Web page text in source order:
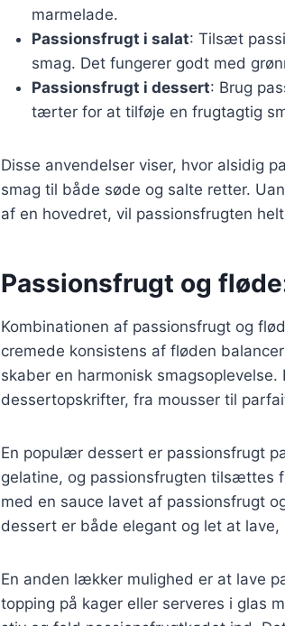
marmelade.
Passionsfrugt i salat: Tilsæt
smag. Det fungerer godt med
Passionsfrugt i dessert: Brug
tærter for at tilføje en frugtagtig
Disse anvendelser viser, hvor alsidig
smag til både søde og salte retter.
af en hovedret, vil passionsfrugten
Passionsfrugt og
Kombinationen af passionsfrugt og
cremede konsistens af fløden
skaber en harmonisk
dessertopskrifter, fra mousser til
En populær dessert er passionsfrugt
gelatine, og passionsfrugten tilsættes
med en sauce lavet af passionsfrugt
dessert er både elegant og let at
En anden lækker mulighed er at lave
topping på kager eller serveres i glas